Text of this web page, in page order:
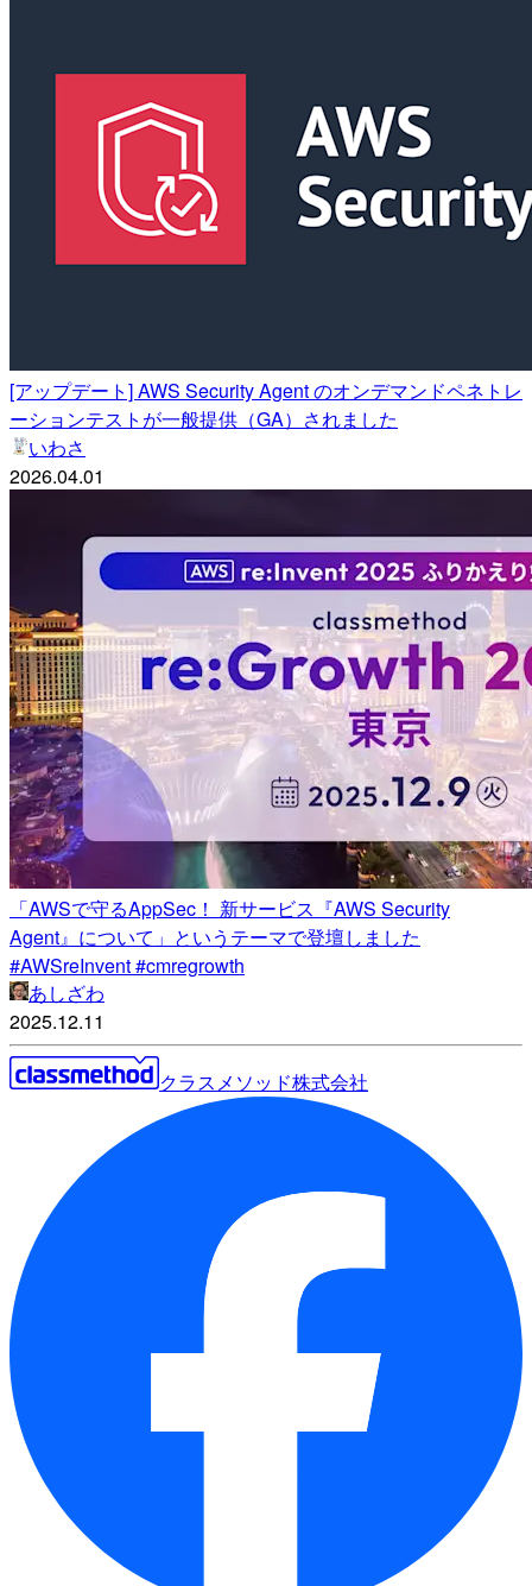
[アップデート] AWS Security Agent のオンデマンドペネトレ
ーションテストが一般提供（GA）されました
いわさ
2026.04.01
「AWSで守るAppSec！ 新サービス『AWS Security
Agent』について」というテーマで登壇しました
#AWSreInvent #cmregrowth
あしざわ
2025.12.11
クラスメソッド株式会社